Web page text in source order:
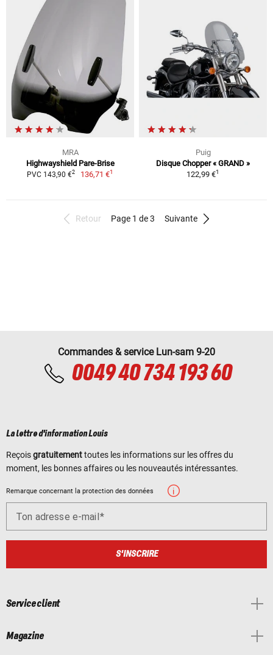
MRA
Highwayshield Pare-Brise
PVC 143,90 €2 136,71 €1
Puig
Disque Chopper « GRAND »
122,99 €1
Retour Page 1 de 3 Suivante
Commandes & service Lun-sam 9-20
0049 40 734 193 60
La lettre d'information Louis
Reçoisgratuitementtoutes les informations sur les offres du
moment, les bonnes affaires ou les nouveautés intéressantes.
Remarque concernant la protection des données
Ton adresse e-mail
S'INSCRIRE
Service client
Magazine